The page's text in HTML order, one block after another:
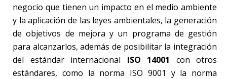
negocio que tienen un impacto en el medio ambiente
y la aplicación de las leyes ambientales, la generación
de objetivos de mejora y un programa de gestión
para alcanzarlos, además de posibilitar la integración
del estándar internacional ISO 14001 con otros
estándares, como la norma ISO 9001 y la norma